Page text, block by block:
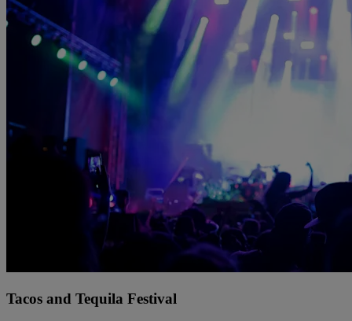
Tacos and Tequila Festival